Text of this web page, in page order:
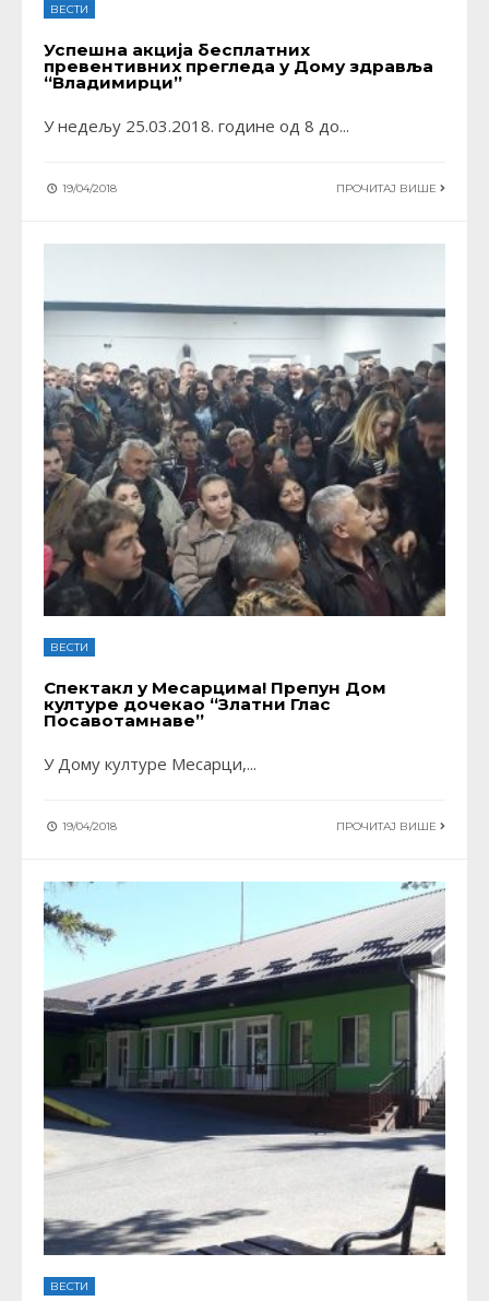
ВЕСТИ
Успешна акција бесплатних
превентивних прегледа у Дому здравља
“Владимирци”
У недељу 25.03.2018. године од 8 до...
19/04/2018 ПРОЧИТАЈ ВИШЕ
ВЕСТИ
Спектакл у Месарцима! Препун Дом
културе дочекао “Златни Глас
Посавотамнаве”
У Дому културе Месарци,...
19/04/2018 ПРОЧИТАЈ ВИШЕ
ВЕСТИ